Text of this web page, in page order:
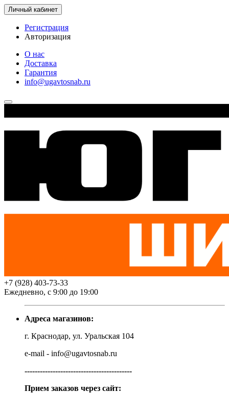
Личный кабинет
Регистрация
Авторизация
О нас
Доставка
Гарантия
info@ugavtosnab.ru
+7 (928) 403-73-33
Ежедневно, с 9:00 до 19:00
Адреса магазинов:
г. Краснодар, ул. Уральская 104
e-mail - info@ugavtosnab.ru
------------------------------------------
Прием заказов через сайт: